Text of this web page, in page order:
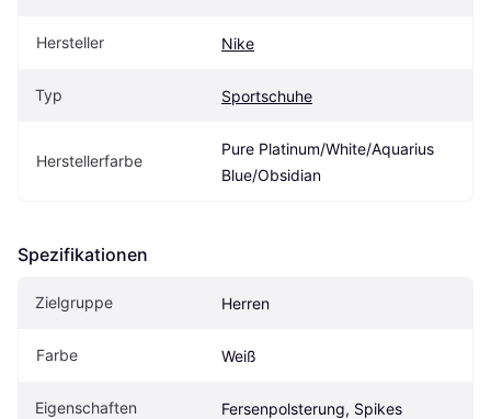
Hersteller Nike
Typ Sportschuhe
Herstellerfarbe
Pure Platinum/White/Aquarius
Blue/Obsidian
Spezifikationen
Zielgruppe Herren
Farbe Weiß
Eigenschaften Fersenpolsterung, Spikes